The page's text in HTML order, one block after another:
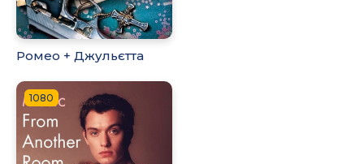
Ромео + Джульєтта
1080